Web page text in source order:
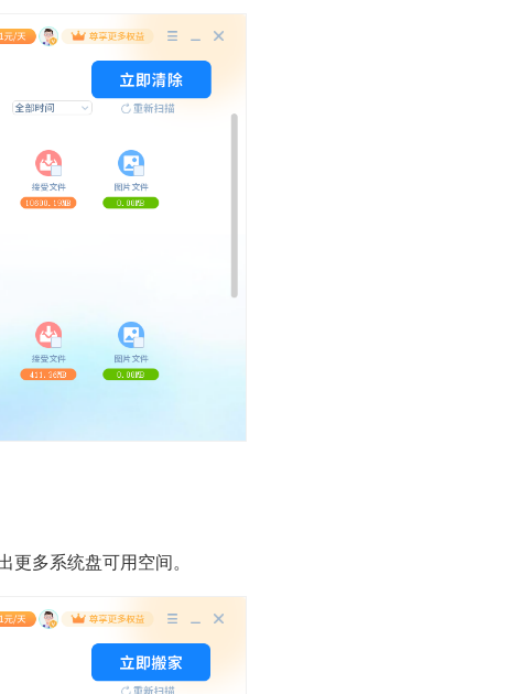
多系统盘可用空间。